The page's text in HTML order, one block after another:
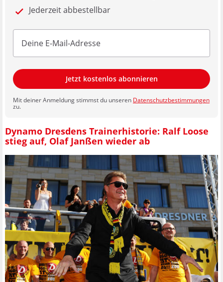
Jederzeit abbestellbar
Jetzt kostenlos abonnieren
Mit deiner Anmeldung stimmst du unseren Datenschutzbestimmungen
zu.
Dynamo Dresdens Trainerhistorie: Ralf Loose
stieg auf, Olaf Janßen wieder ab